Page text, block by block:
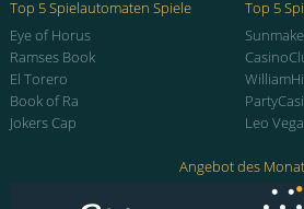
Top 5 Spielautomaten Spiele
Eye of Horus
Ramses Book
El Torero
Book of Ra
Jokers Cap
Top 5
Leo
Angebot des